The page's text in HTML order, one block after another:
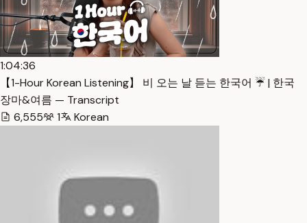
1:04:36
【1-Hour Korean Listening】 비 오는 날 듣는 한국어 ☔️ | 한국
장마&여름 — Transcript
6,555
1 Korean